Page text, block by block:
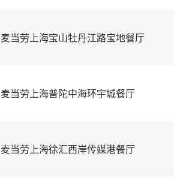
麦当劳上海宝山牡丹江路宝地餐厅
麦当劳上海普陀中海环宇城餐厅
麦当劳上海徐汇西岸传媒港餐厅